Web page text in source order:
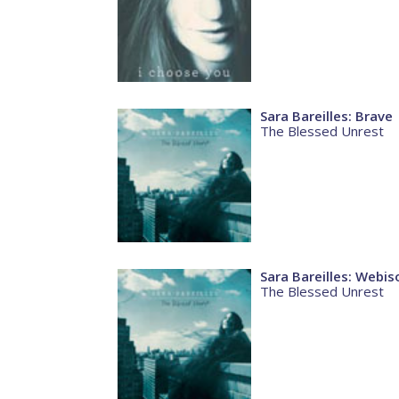
Sara Bareilles: Brave
The Blessed Unrest
Sara Bareilles:
The Blessed Unrest